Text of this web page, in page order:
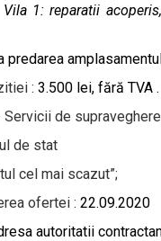
1: reparatii
predarea
: 3.500 lei, fără TVA .
de
de stat
cel mai scazut”;
ofertei : 22.09.2020
autoritatii